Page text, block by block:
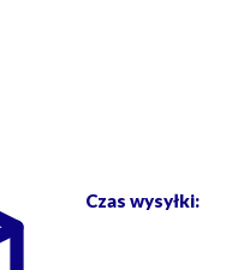
Czas wysyłki: